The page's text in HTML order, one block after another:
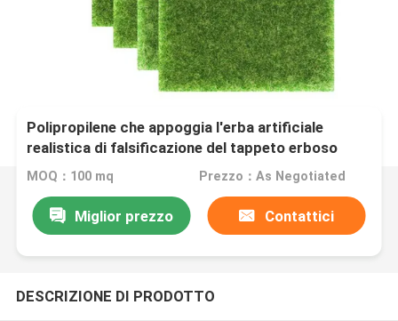
Polipropilene che appoggia l'erba artificiale
realistica di falsificazione del tappeto erboso
dell'erba
MOQ：100 mq Prezzo：As Negotiated
Miglior prezzo Contattici
DESCRIZIONE DI PRODOTTO